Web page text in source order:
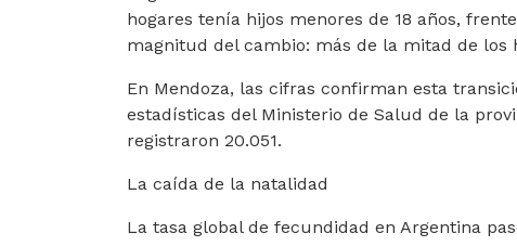
hogares tenía hijos menores de 18 años,
magnitud del cambio: más de la mitad de los
En Mendoza, las cifras confirman esta
estadísticas del Ministerio de Salud de la
registraron 20.051.
La caída de la natalidad
La tasa global de fecundidad en Argentina